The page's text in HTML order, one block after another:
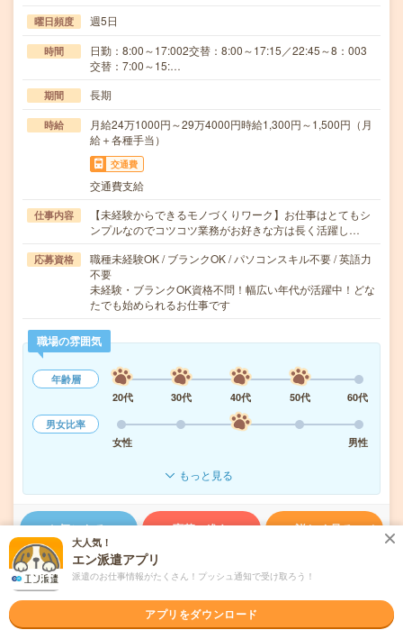
曜日頻度 週5日
時間
日勤：8:00～17:002交替：8:00～17:15／22:45～8：003
交替：7:00～15:…
期間 長期
時給
月給24万1000円～29万4000円時給1,300円～1,500円（月
給＋各種手当）
交通費
交通費支給
仕事内容
【未経験からできるモノづくりワーク】お仕事はとてもシ
ンプルなのでコツコツ業務がお好きな方は長く活躍し…
応募資格
職種未経験OK / ブランクOK / パソコンスキル不要 / 英語力
不要
未経験・ブランクOK資格不問！幅広い年代が活躍中！どな
たでも始められるお仕事です
職場の雰囲気
年齢層
20代
30代 40代 50代
60代
男女比率
女性
男性
もっと見る
気になる! 応募へ進む 詳しく見る
派遣会社
大人気！
エン派遣アプリ
派遣のお仕事情報がたくさん！プッシュ通知で受け取ろう！
アプリをダウンロード